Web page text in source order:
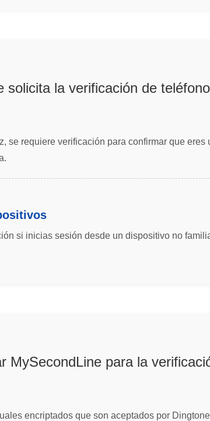
solicita la verificación de
se requiere verificación para confirmar que
si inicias sesión desde un dispositivo no
MySecondLine para la
encriptados que son aceptados por